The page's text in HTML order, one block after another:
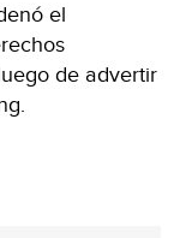
el
de advertir